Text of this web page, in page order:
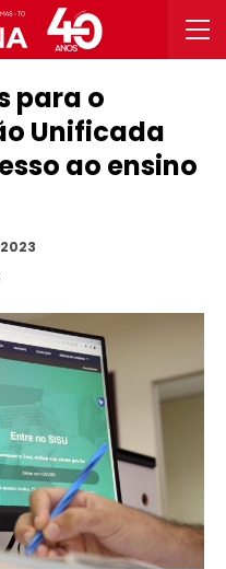
para o
Unificada
ao ensino